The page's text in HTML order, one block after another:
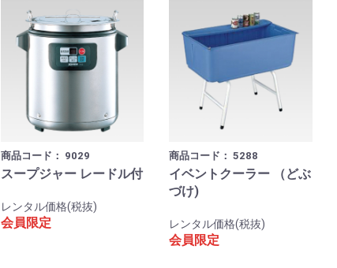
商品コード： 9029
スープジャー レードル付
レンタル価格(税抜)
会員限定
商品コード：5288
イベントクーラー （どぶ
づけ)
レンタル価格(税抜)
会員限定